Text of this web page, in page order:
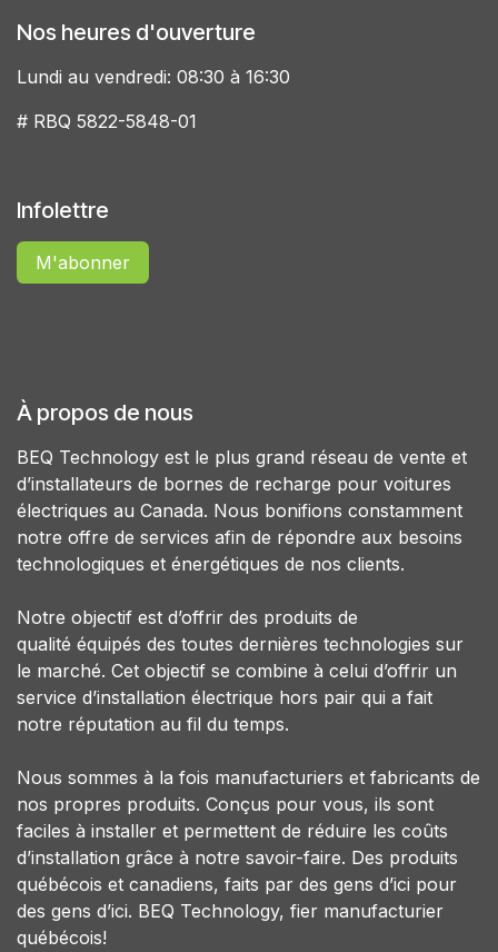
Nos heures d'ouverture
Lundi au vendredi: 08:30 à 16:30
# RBQ 5822-5848-01
Infolettre
M'abonner
À propos de nous
BEQ Technology est le plus grand réseau de vente et
d’installateurs de bornes de recharge pour voitures
électriques au Canada. Nous bonifions constamment
notre offre de services afin de répondre aux besoins
technologiques et énergétiques de nos clients.
Notre objectif est d’offrir des produits de
qualité équipés des toutes dernières technologies sur
le marché. Cet objectif se combine à celui d’offrir un
service d’installation électrique hors pair qui a fait
notre réputation au fil du temps.
Nous sommes à la fois manufacturiers et fabricants de
nos propres produits. Conçus pour vous, ils sont
faciles à installer et permettent de réduire les coûts
d’installation grâce à notre savoir-faire. Des produits
québécois et canadiens, faits par des gens d’ici pour
des gens d’ici. BEQ Technology, fier manufacturier
québécois!